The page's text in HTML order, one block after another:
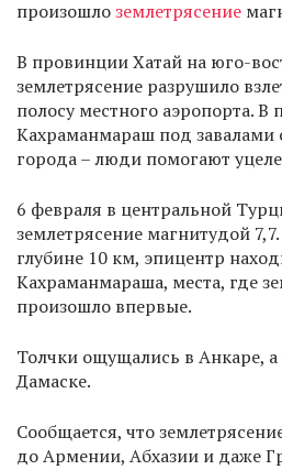
произошлоземлетрясение
В провинции Хатай на юго-
землетрясение разрушило
полосу местного аэропорта. В
Кахраманмараш под завалами
города – люди помогают
6 февраля в центральной
землетрясение магнитудой
глубине 10 км, эпицентр
Кахраманмараша, места, где
произошло впервые.
Толчки ощущались в Анкаре,
Дамаске.
Сообщается, что
до Армении, Абхазии и даже